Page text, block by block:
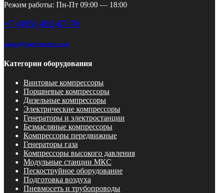
Режим работы: Пн-Пт 09:00 — 18:00
+7 (495) 492-67-70
zakaz@pnevmotex.com
Категории оборудования
Винтовые компрессоры
Поршневые компрессоры
Дизельные компрессоры
Электрические компрессоры
Генераторы и электростанции
Безмасляные компрессоры
Компрессоры передвижные
Генераторы газа
Компрессоры высокого давления
Модульные станции МКС
Пескоструйное оборудование
Подготовка воздуха
Пневмосеть и трубопроводы